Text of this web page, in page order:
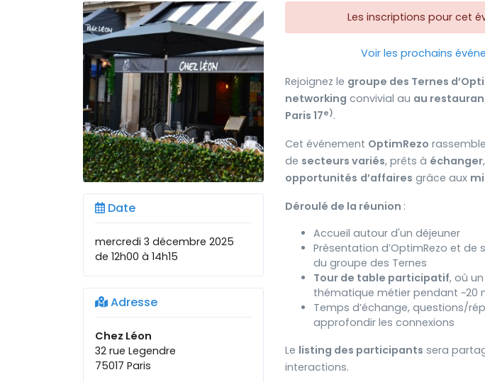
Date
mercredi 3 décembre 2025
de 12h00 à 14h15
Adresse
Chez Léon
32 rue Legendre
75017 Paris
Les inscriptions pour cet
Voir les prochains
Rejoignez le groupe des Ternes
networking convivial au au
Paris 17e).
Cet événement OptimRezo
de secteurs variés, prêts à échanger,
opportunités d’affaires grâce aux
Déroulé de la réunion :
Accueil autour d'un déjeuner
Présentation d’OptimRezo et
du groupe des Ternes
Tour de table participatif, où
thématique métier pendant ~20
Temps d’échange, questions/
approfondir les connexions
Le listing des participants sera
interactions.